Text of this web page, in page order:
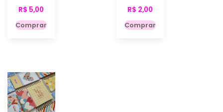
R$ 5,00
Comprar
R$ 2,00
Comprar